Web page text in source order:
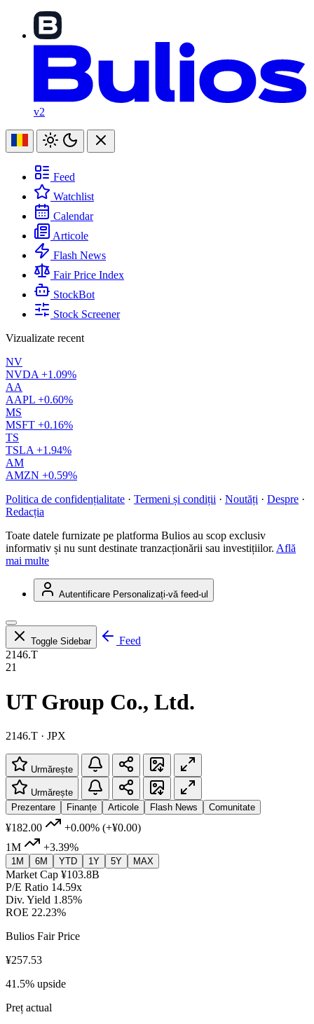
v2
Feed
Watchlist
Calendar
Articole
Flash News
Fair Price Index
StockBot
Stock Screener
Vizualizate recent
NV
NVDA +1.09%
AA
AAPL +0.60%
MS
MSFT +0.16%
TS
TSLA +1.94%
AM
AMZN +0.59%
Politica de confidențialitate · Termeni și condiții · Noutăți · Despre ·
Redacția
Toate datele furnizate pe platforma Bulios au scop exclusiv
informativ și nu sunt destinate tranzacționării sau investițiilor. Află
mai multe
Autentificare Personalizați-vă feed-ul
Toggle Sidebar
Feed
2146.T
21
UT Group Co., Ltd.
2146.T · JPX
Urmărește
Urmărește
Prezentare
Finanțe Articole Flash News Comunitate
¥182.00 +0.00% (+¥0.00)
1M
+3.39%
1M 6M YTD 1Y 5Y MAX
Market Cap ¥103.8B
P/E Ratio 14.59x
Div. Yield 1.85%
ROE 22.23%
Bulios Fair Price
¥257.53
41.5% upside
Preț actual